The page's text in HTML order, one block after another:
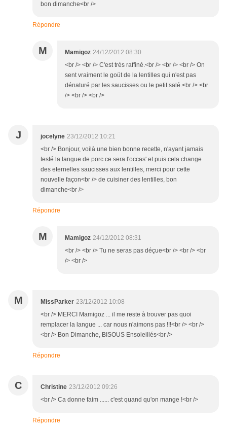
bon dimanche<br />
Répondre
M Mamigoz 24/12/2012 08:30
<br /> <br /> C'est très raffiné.<br /> <br /> <br /> On
sent vraiment le goüt de la lentilles qui n'est pas
dénaturé par les saucisses ou le petit salé.<br /> <br
/> <br /> <br />
J jocelyne 23/12/2012 10:21
<br /> Bonjour, voilà une bien bonne recette, n'ayant jamais
testé la langue de porc ce sera l'occas' et puis cela change
des eternelles saucisses aux lentilles, merci pour cette
nouvelle façon<br /> de cuisiner des lentilles, bon
dimanche<br />
Répondre
M Mamigoz 24/12/2012 08:31
<br /> <br /> Tu ne seras pas déçue<br /> <br /> <br
/> <br />
M MissParker 23/12/2012 10:08
<br /> MERCI Mamigoz ... il me reste à trouver pas quoi
remplacer la langue ... car nous n'aimons pas !!!<br /> <br />
<br /> Bon Dimanche, BISOUS Ensoleillés<br />
Répondre
C Christine 23/12/2012 09:26
<br /> Ca donne faim ...... c'est quand qu'on mange !<br />
Répondre